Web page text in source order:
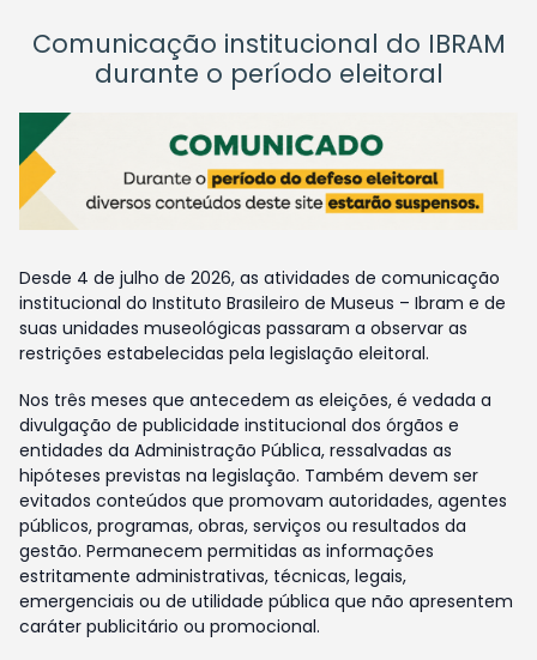
Comunicação institucional do IBRAM
durante o período eleitoral
Desde 4 de julho de 2026, as atividades de comunicação
institucional do Instituto Brasileiro de Museus – Ibram e de
suas unidades museológicas passaram a observar as
restrições estabelecidas pela legislação eleitoral.
Nos três meses que antecedem as eleições, é vedada a
divulgação de publicidade institucional dos órgãos e
entidades da Administração Pública, ressalvadas as
hipóteses previstas na legislação. Também devem ser
evitados conteúdos que promovam autoridades, agentes
públicos, programas, obras, serviços ou resultados da
gestão. Permanecem permitidas as informações
estritamente administrativas, técnicas, legais,
emergenciais ou de utilidade pública que não apresentem
caráter publicitário ou promocional.